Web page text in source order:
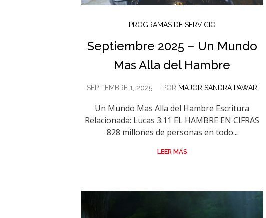
PROGRAMAS DE SERVICIO
Septiembre 2025 – Un Mundo
Mas Alla del Hambre
SEPTIEMBRE 1, 2025 POR MAJOR SANDRA PAWAR
Un Mundo Mas Alla del Hambre Escritura
Relacionada: Lucas 3:11 EL HAMBRE EN CIFRAS
828 millones de personas en todo...